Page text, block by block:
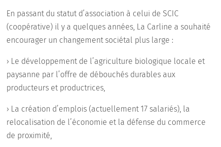
En passant du statut d’association à celui de SCIC
(coopérative) il y a quelques années, La Carline a souhaité
encourager un changement sociétal plus large :
› Le développement de l’agriculture biologique locale et
paysanne par l’offre de débouchés durables aux
producteurs et productrices,
› La création d’emplois (actuellement 17 salariés), la
relocalisation de l’économie et la défense du commerce
de proximité,